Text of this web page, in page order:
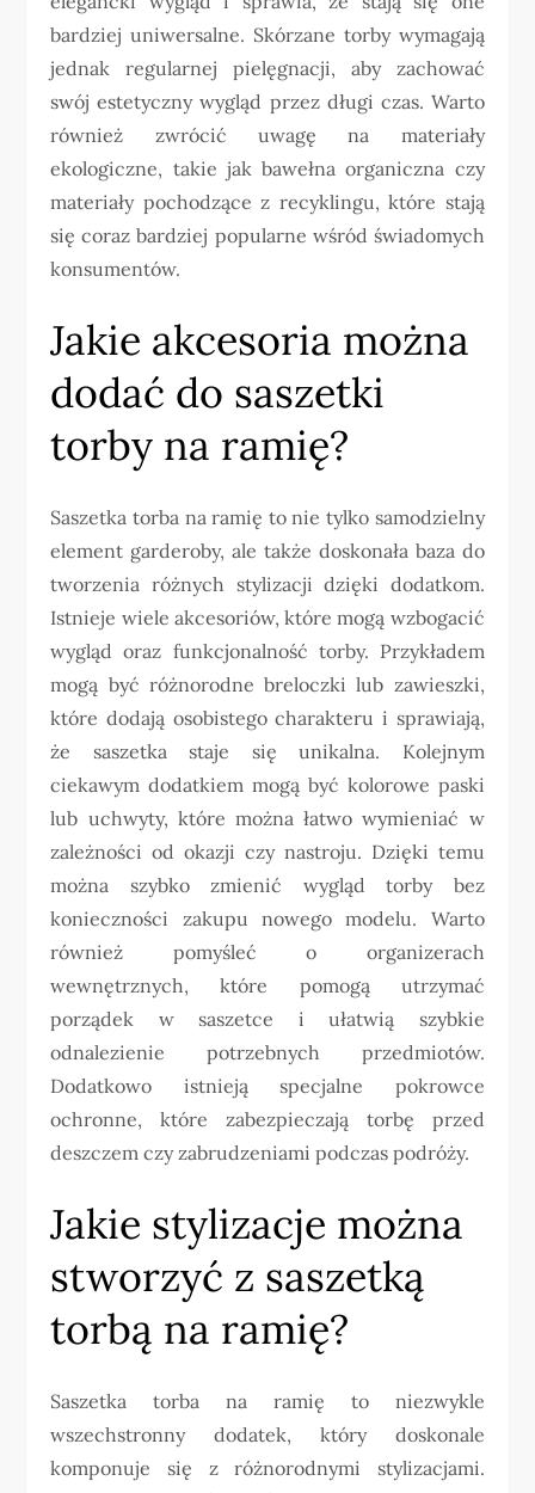
bardziej uniwersalne. Skórzane torby wymagają
jednak regularnej pielęgnacji, aby zachować
swój estetyczny wygląd przez długi czas. Warto
również zwrócić uwagę na materiały
ekologiczne, takie jak bawełna organiczna czy
materiały pochodzące z recyklingu, które stają
się coraz bardziej popularne wśród świadomych
konsumentów.
Jakie akcesoria można
dodać do saszetki
torby na ramię?
Saszetka torba na ramię to nie tylko samodzielny
element garderoby, ale także doskonała baza do
tworzenia różnych stylizacji dzięki dodatkom.
Istnieje wiele akcesoriów, które mogą wzbogacić
wygląd oraz funkcjonalność torby. Przykładem
mogą być różnorodne breloczki lub zawieszki,
które dodają osobistego charakteru i sprawiają,
że saszetka staje się unikalna. Kolejnym
ciekawym dodatkiem mogą być kolorowe paski
lub uchwyty, które można łatwo wymieniać w
zależności od okazji czy nastroju. Dzięki temu
można szybko zmienić wygląd torby bez
konieczności zakupu nowego modelu. Warto
również pomyśleć o organizerach
wewnętrznych, które pomogą utrzymać
porządek w saszetce i ułatwią szybkie
odnalezienie potrzebnych przedmiotów.
Dodatkowo istnieją specjalne pokrowce
ochronne, które zabezpieczają torbę przed
deszczem czy zabrudzeniami podczas podróży.
Jakie stylizacje można
stworzyć z saszetką
torbą na ramię?
Saszetka torba na ramię to niezwykle
wszechstronny dodatek, który doskonale
komponuje się z różnorodnymi stylizacjami.